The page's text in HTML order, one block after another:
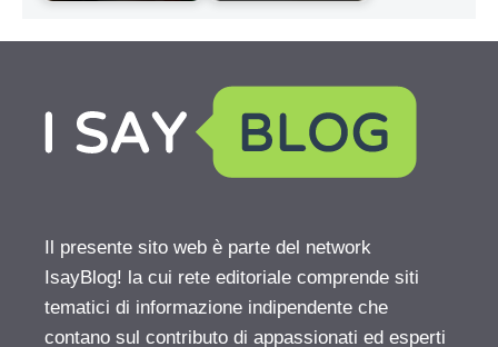
Il presente sito web è parte del network
IsayBlog! la cui rete editoriale comprende siti
tematici di informazione indipendente che
contano sul contributo di appassionati ed esperti